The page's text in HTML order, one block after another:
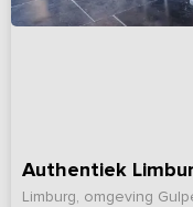
Authentiek
Limburg, omgeving